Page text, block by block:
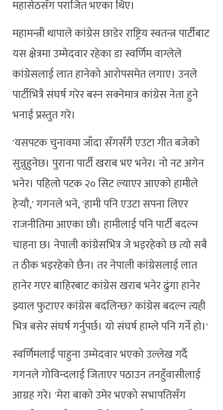
महासेठसँग पराजित भएका थिए।
महामन्त्री थापाले कांग्रेस छाडेर राष्ट्रिय स्वतन्त्र पार्टीबाट
यस क्षेत्रमा उम्मेदवार रहेका डा स्वर्णिम वाग्लेले
कांग्रेसलाई लात हानेको आरोपसमेत लगाए। उनले
पार्टीभित्रै संघर्ष गरेर बस्न सक्नेमात्र कांग्रेस नेता हुने
भनाई प्रस्तुत गरे।
'यसपटक चुनावमा जाँदा सँगसँगै एउटा गीत बजेको
सुन्नुहुनेछ। पुराना पार्टी खराब भए भनेर। नो नट अगेन
भनेर। पहिलो पटक २० सिट ल्याएर आएको हामीले
हेर्‍यौ,' गगनले भने, 'हामी पनि एउटा सपना लिएर
राजनीतिमा आएका छौ। हामीलाई पनि पार्टी बदल्न
चाहना छ। नेपाली कांग्रेसभित्र जे भइरहेको छ त्यो सबै
त ठीक भइरहेको छैन। तर नेपाली कांग्रेसलाई लात
हानेर गएर बाहिरबाट कांग्रेस खराब भनेर ढुंगा हानेर
झ्याल फुटाएर कांग्रेस बदलिन्छ? कांग्रेस बदल्न त्यही
भित्र बसेर संघर्ष गर्नुपर्छ। यो संघर्ष हाम्ले पनि गर्ने हो।'
स्वर्णिमलाई पाहुना उम्मेदवार भएको उल्लेख गर्दै
गगनले गोविन्दलाई जिताएर पठाउन तनहुँवासीलाई
आग्रह गरे। 'मेरा बाको उमेर भएको सभापतिसँग